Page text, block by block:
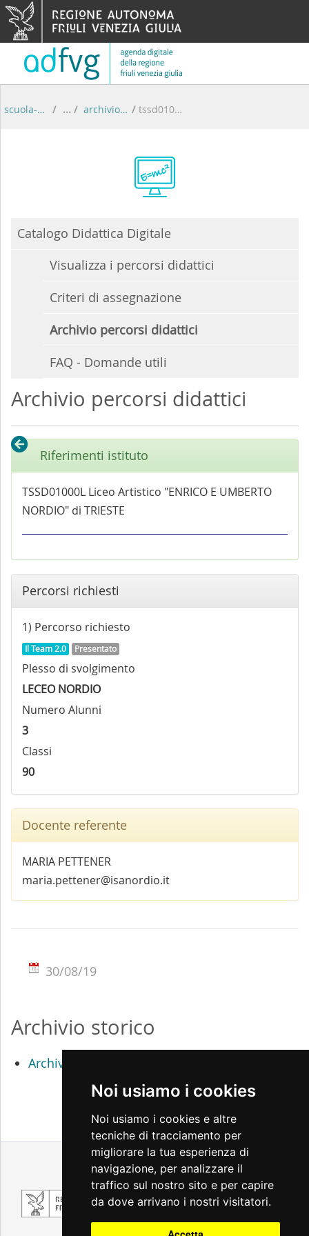
Noi usiamo i cookies
Noi usiamo i cookies e altre
tecniche di tracciamento per
migliorare la tua esperienza di
navigazione, per analizzare il
traffico sul nostro sito e per capire
da dove arrivano i nostri visitatori.
Salta al contenuto
scuola-digitale / archivio percorsi didattici / tssd01000l
Catalogo Didattica Digitale
Visualizza i percorsi didattici
Criteri di assegnazione
Archivio percorsi didattici
FAQ - Domande utili
Archivio percorsi didattici
Riferimenti istituto
TSSD01000L Liceo Artistico "ENRICO E UMBERTO
NORDIO" di TRIESTE
Percorsi richiesti
1) Percorso richiesto
Il Team 2.0 Presentato
Plesso di svolgimento
LECEO NORDIO
Numero Alunni
3
Classi
90
Docente referente
MARIA PETTENER
maria.pettener@isanordio.it
30/08/19
Archivio storico
Archivio percorsi didattici 2017 / 2018
Note legali
Accessibilità
Cambio preferenze cookie